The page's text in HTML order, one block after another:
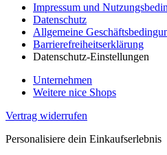
Impressum und
Datenschutz
Allgemeine
Barrierefreiheitserklärung
Datenschutz-Einstellungen
Unternehmen
Weitere nice Shops
Vertrag widerrufen
Personalisiere dein Einkaufserlebnis